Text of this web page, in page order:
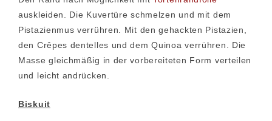
auskleiden. Die Kuvertüre schmelzen und mit dem
Pistazienmus verrühren. Mit den gehackten Pistazien,
den Crêpes dentelles und dem Quinoa verrühren. Die
Masse gleichmäßig in der vorbereiteten Form verteilen
und leicht andrücken.
Biskuit